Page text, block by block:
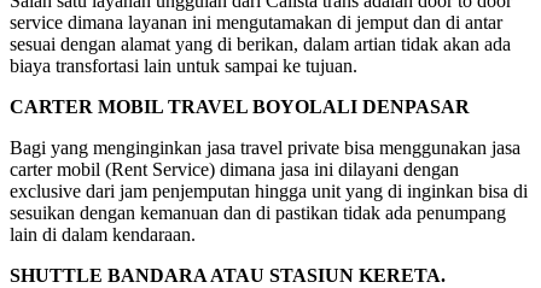
service dimana layanan ini mengutamakan di jemput dan di antar
sesuai dengan alamat yang di berikan, dalam artian tidak akan ada
biaya transfortasi lain untuk sampai ke tujuan.
CARTER MOBIL TRAVEL BOYOLALI DENPASAR
Bagi yang menginginkan jasa travel private bisa menggunakan jasa
carter mobil (Rent Service) dimana jasa ini dilayani dengan
exclusive dari jam penjemputan hingga unit yang di inginkan bisa di
sesuikan dengan kemanuan dan di pastikan tidak ada penumpang
lain di dalam kendaraan.
SHUTTLE BANDARA ATAU STASIUN KERETA.